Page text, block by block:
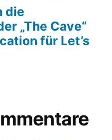
die
„The Cave“
für Let’s